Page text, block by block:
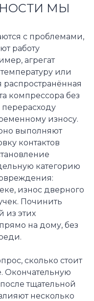
МЫ
с проблемами,
работу
агрегат
или
распространённая
компрессора без
износу.
выполняют
контактов
категорию
износ дверного
Починить
из этих
на дому, без
сколько стоит
Окончательную
тщательной
несколько